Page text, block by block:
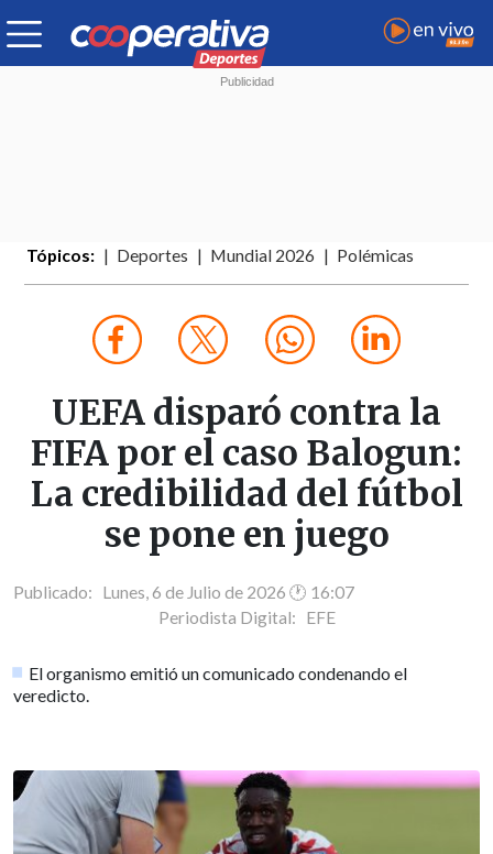
Tópicos: Deportes Mundial 2026 Polémicas
UEFA disparó contra la
FIFA por el caso Balogun:
La credibilidad del fútbol
se pone en juego
Publicado: Lunes, 6 de Julio de 2026 🕐 16:07
Periodista Digital: EFE
El organismo emitió un comunicado condenando el
veredicto.